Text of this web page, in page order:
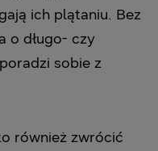
ich plątaniu. Bez
o długo- czy
sobie z
również zwrócić